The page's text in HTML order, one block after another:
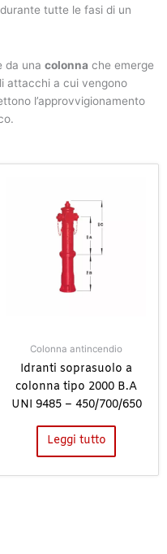
tutte le fasi di un
da una colonna che emerge
attacchi a cui vengono
l’approvvigionamento
Colonna antincendio
Idranti soprasuolo a
colonna tipo 2000 B.A
UNI 9485 – 450/700/650
Leggi tutto